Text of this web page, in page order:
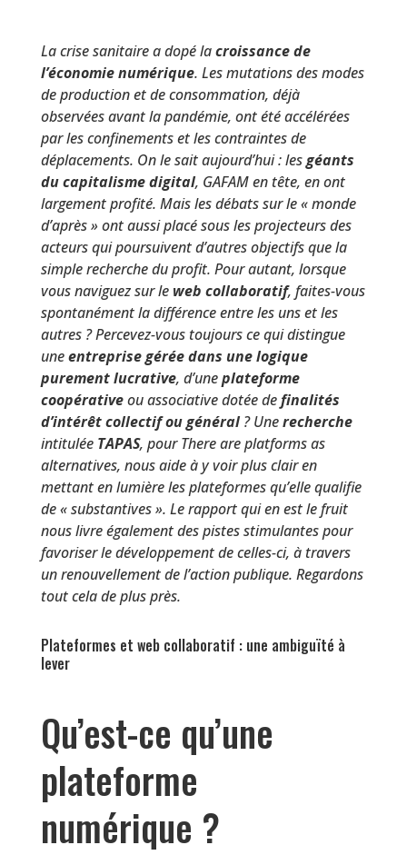
La crise sanitaire a dopé lacroissance de
l’économie numérique. Les mutations des modes
de production et de consommation, déjà
observées avant la pandémie, ont été accélérées
par les confinements et les contraintes de
déplacements. On le sait aujourd’hui : lesgéants
du capitalisme digital, GAFAM en tête, en ont
largement profité. Mais les débats sur le « monde
d’après » ont aussi placé sous les projecteurs des
acteurs qui poursuivent d’autres objectifs que la
simple recherche du profit. Pour autant, lorsque
vous naviguez sur le web collaboratif, faites-vous
spontanément la différence entre les uns et les
autres ? Percevez-vous toujours ce qui distingue
uneentreprise gérée dans une logique
purement lucrative, d’uneplateforme
coopérativeou associative dotée definalités
d’intérêt collectif ou général? Unerecherche
intitulée TAPAS, pour There are platforms as
alternatives, nous aide à y voir plus clair en
mettant en lumière les plateformes qu’elle qualifie
de « substantives ». Le rapport qui en est le fruit
nous livre également des pistes stimulantes pour
favoriser le développement de celles-ci, à travers
un renouvellement de l’action publique. Regardons
tout cela de plus près.
Plateformes et web collaboratif : une ambiguïté à
lever
Qu’est-ce qu’une
plateforme
numérique ?